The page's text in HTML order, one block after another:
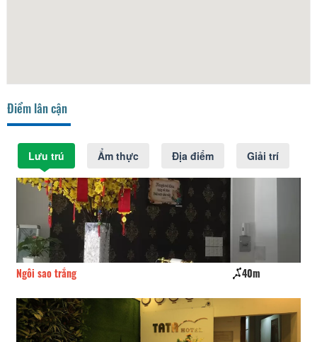
Điểm lân cận
Lưu trú Ẩm thực Địa điểm Giải trí
Ngôi sao trắng 40m